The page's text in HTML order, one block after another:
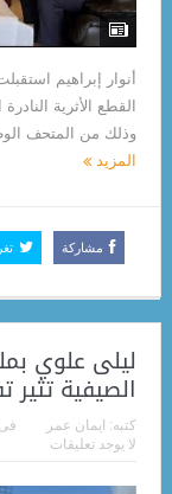
أنوار إبراهيم
القطع الأثرية
وذلك من المتحف
المزيد
مشاركة
ليلى علوي
الصيفية
كتبه: ايمان عمر
لا يوجد تعليقات